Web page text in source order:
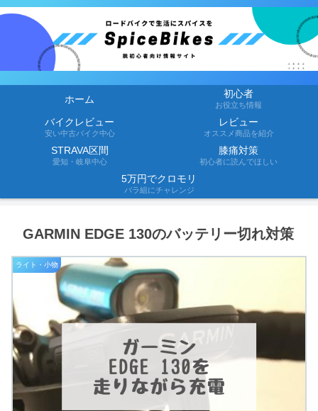
ホーム 初心者
お役立ち情報
バイクレビュー
安い中古バイク中心
レビュー
オススメ商品を紹介
STRAVA区間
愛知・岐阜中心
膝痛対策
初心者に読んでほしい
5万円でクロモリ
バラ組にチャレンジ
GARMIN EDGE 130のバッテリー切れ対策
ライト・小物